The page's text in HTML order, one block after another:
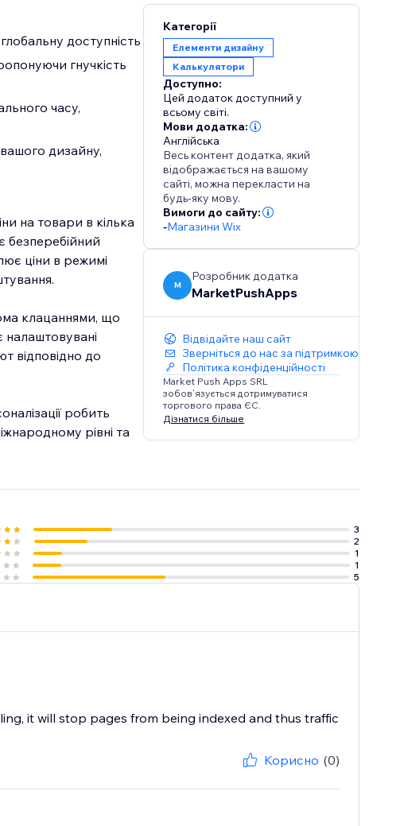
доступність
гнучкість
часу,
дизайну,
на товари в кілька
безперебійний
ціни в режимі
клацаннями, що
налаштовувані
відповідно до
робить
рівні та
Категорії
Елементи дизайну
Калькулятори
Доступно:
Цей додаток доступний у
всьому світі.
Мови додатка:
Англійська
Весь контент додатка, який
відображається на вашому
сайті, можна перекласти на
будь-яку мову.
Вимоги до сайту:
-Магазини Wix
M
Розробник додатка
MarketPushApps
Відвідайте наш сайт
Зверніться до нас за підтримкою
Політика конфіденційності
Market Push Apps SRL
зобов’язується дотримуватися
торгового права ЄС.
Дізнатися більше
3
2
1
1
5
it will stop pages from being indexed and thus traffic
Корисно (0)